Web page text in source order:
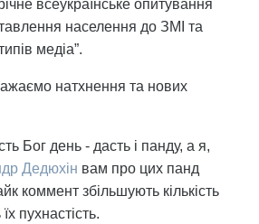
всеукраїнське опитування
населення до ЗМІ та
медіа”.
натхнення та нових
Бог день - дасть і панду, а я,
Дедюхін вам про цих панд
коммент збільшують кількість
пухнастість.